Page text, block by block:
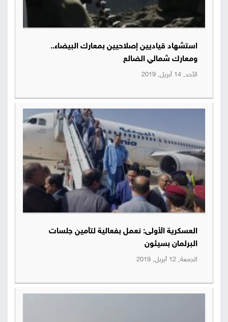
استشهاد قياديين إصلاحيين بمعارك البيضاء..
ومعارك شمالي الضالع
الأحد, 14 أبريل, 2019
العسكرية الأولى: نعمل بفعالية لتأمين جلسات
البرلمان بسيئون
الجمعة, 12 أبريل, 2019